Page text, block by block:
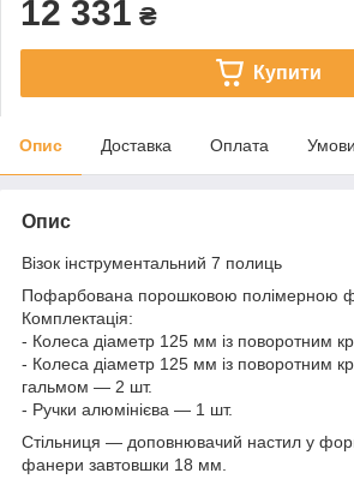
12 331 ₴
Купити
Опис Доставка Оплата
Опис
Візок інструментальний 7 полиць
Пофарбована порошковою полімерною
Комплектація:
- Колеса діаметр 125 мм із поворотним
- Колеса діаметр 125 мм із поворотним
гальмом — 2 шт.
- Ручки алюмінієва — 1 шт.
Стільниця — доповнювачий настил у
фанери завтовшки 18 мм.